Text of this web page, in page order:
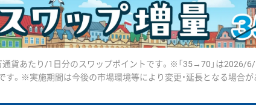
貨あたり/1日分のスワップポイントです。※「35→70」は2026/6/
す。※実施期間は今後の市場環境等により変更・延長となる場合が